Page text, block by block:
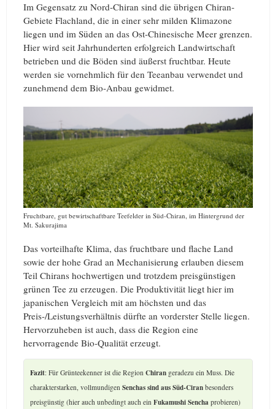
Im Gegensatz zu Nord-Chiran sind die übrigen Chiran-
Gebiete Flachland, die in einer sehr milden Klimazone
liegen und im Süden an das Ost-Chinesische Meer grenzen.
Hier wird seit Jahrhunderten erfolgreich Landwirtschaft
betrieben und die Böden sind äußerst fruchtbar. Heute
werden sie vornehmlich für den Teeanbau verwendet und
zunehmend dem Bio-Anbau gewidmet.
Fruchtbare, gut bewirtschaftbare Teefelder in Süd-Chiran, im Hintergrund der
Mt. Sakurajima
Das vorteilhafte Klima, das fruchtbare und flache Land
sowie der hohe Grad an Mechanisierung erlauben diesem
Teil Chirans hochwertigen und trotzdem preisgünstigen
grünen Tee zu erzeugen. Die Produktivität liegt hier im
japanischen Vergleich mit am höchsten und das
Preis-/Leistungsverhältnis dürfte an vorderster Stelle liegen.
Hervorzuheben ist auch, dass die Region eine
hervorragende Bio-Qualität erzeugt.
Fazit: Für Grünteekenner ist die Region Chiran geradezu ein Muss. Die
charakterstarken, vollmundigen Senchas sind aus Süd-Ciran besonders
preisgünstig (hier auch unbedingt auch ein Fukamushi Sencha probieren)